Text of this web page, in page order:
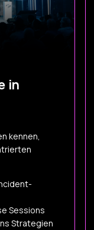
in
kennen,
Sessions
Strategien